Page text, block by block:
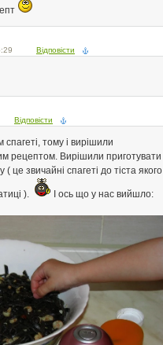
Відповісти
Відповісти
спагеті, тому і вирішили
рецептом. Вирішили приготувати
( це звичайні спагеті до тіста якого
). І ось що у нас вийшло: